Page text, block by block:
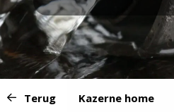
van Terug Kazerne home